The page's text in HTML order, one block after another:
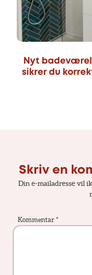
Nyt
sikrer du
Skriv en
Din e-mailadresse vil
Kommentar *